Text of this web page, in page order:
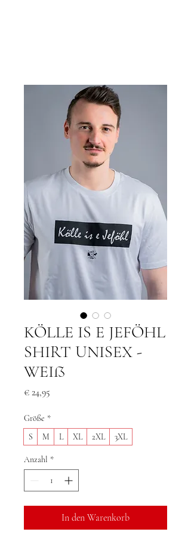
KÖLLE IS E JEFÖHL
SHIRT UNISEX -
WEIß
€ 24,95
Größe *
S
M L XL 2XL 3XL
Anzahl *
In den Warenkorb